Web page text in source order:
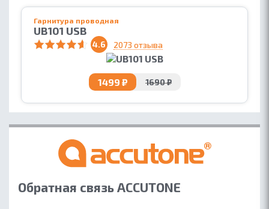
Гарнитура проводная
UB101 USB
4.6 2073 отзыва
1499 ₽ 1690 ₽
Обратная связь ACCUTONE